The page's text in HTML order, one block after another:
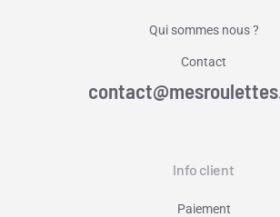
Qui sommes nous ?
Contact
Info client
Paiement